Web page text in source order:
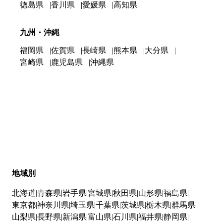
徳島県
香川県 愛媛県 高知県
九州・沖縄
福岡県 佐賀県 長崎県 熊本県
大分県
宮崎県
鹿児島県 沖縄県
地域別
北海道 青森県 岩手県 宮城県 秋田県 山形県 福島県
東京都神奈川県 埼玉県 千葉県 茨城県 栃木県 群馬県
山梨県 長野県 新潟県 富山県 石川県 福井県 静岡県